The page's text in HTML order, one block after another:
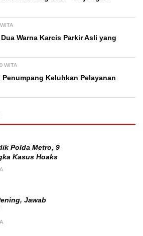
Warna Karcis Parkir Asli yang
WITA
Penumpang Keluhkan Pelayanan
Polda Metro, 9
Kasus Hoaks
Jawab